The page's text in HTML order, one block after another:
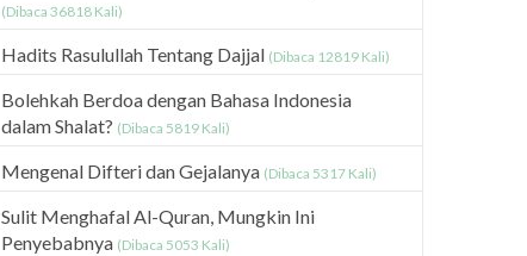
(Dibaca 36818 Kali)
Hadits Rasulullah Tentang Dajjal (Dibaca 12819 Kali)
Bolehkah Berdoa dengan Bahasa Indonesia
dalam Shalat? (Dibaca 5819 Kali)
Mengenal Difteri dan Gejalanya (Dibaca 5317 Kali)
Sulit Menghafal Al-Quran, Mungkin Ini
Penyebabnya (Dibaca 5053 Kali)